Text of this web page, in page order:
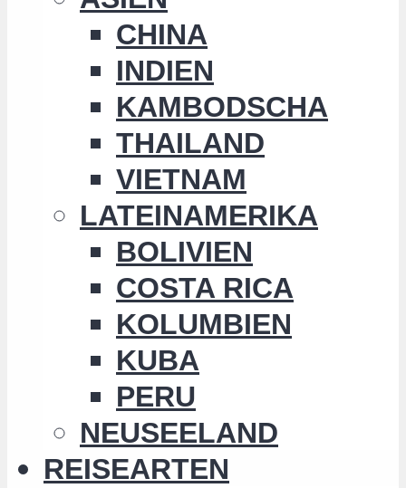
CHINA
INDIEN
KAMBODSCHA
THAILAND
VIETNAM
LATEINAMERIKA
BOLIVIEN
COSTA RICA
KOLUMBIEN
KUBA
PERU
NEUSEELAND
REISEARTEN